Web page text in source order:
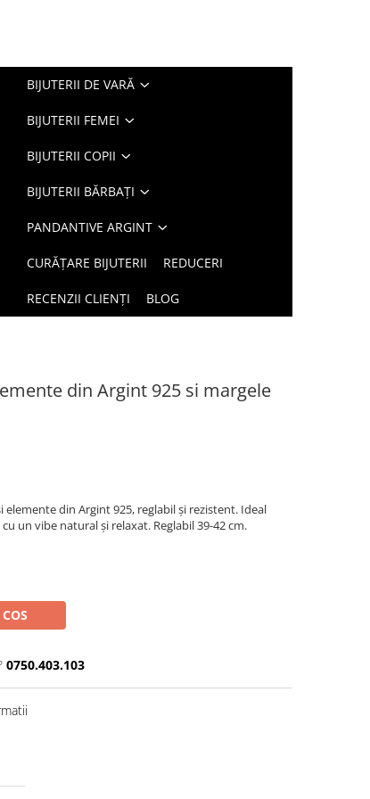
BIJUTERII DE VARĂ
BIJUTERII FEMEI
BIJUTERII COPII
BIJUTERII BĂRBAȚI
PANDANTIVE ARGINT
CURĂȚARE BIJUTERII REDUCERI
RECENZII CLIENȚI BLOG
din Argint 925 si margele
din Argint 925, reglabil și rezistent. Ideal
un vibe natural și relaxat. Reglabil 39-42 cm.
0750.403.103